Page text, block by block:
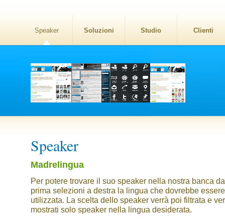
Speaker Soluzioni Studio Clienti
Speaker
Madrelingua
Per potere trovare il suo speaker nella nostra banca
prima selezioni a destra la lingua che dovrebbe essere
utilizzata. La scelta dello speaker verrà poi filtrata e
mostrati solo speaker nella lingua desiderata.